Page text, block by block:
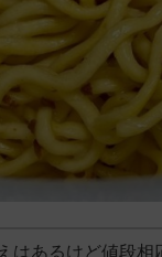
はあるけど値段相